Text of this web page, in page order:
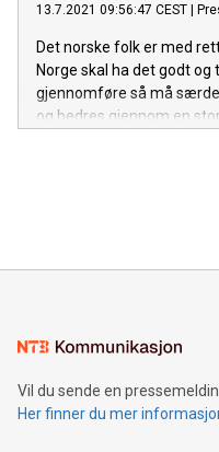
13.7.2021 09:56:47 CEST |
Det norske folk er med
Norge skal ha det godt og
gjennomføre så må
og bedres gjennom en
Vil du sende en
Her finner du mer